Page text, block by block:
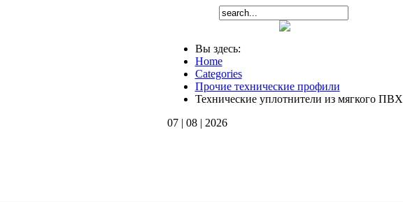
Вы здесь:
Home
Categories
Прочие технические профили
Технические уплотнители из мягкого ПВХ
07 | 08 | 2026